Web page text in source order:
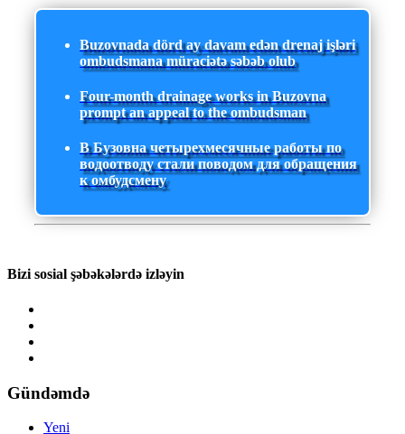
Buzovnada dörd ay davam edən drenaj işləri
ombudsmana müraciətə səbəb olub
Four-month drainage works in Buzovna
prompt an appeal to the ombudsman
В Бузовна четырехмесячные работы по
водоотводу стали поводом для обращения
к омбудсмену
Bizi sosial şəbəkələrdə izləyin
Gündəmdə
Yeni